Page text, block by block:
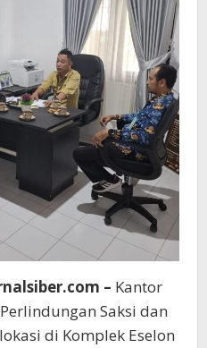
– Kantor
Saksi dan
di Komplek Eselon